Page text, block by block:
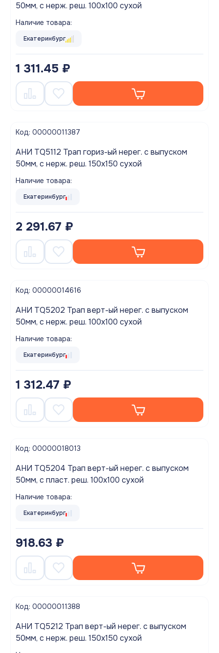
50мм, с нерж. реш. 100х100 сухой
Наличие товара:
Екатеринбург
1 311.45 ₽
Код: 00000011387
АНИ TQ5112 Трап гориз-ый нерег. с выпуском
50мм, с нерж. реш. 150х150 сухой
Наличие товара:
Екатеринбург
2 291.67 ₽
Код: 00000014616
АНИ TQ5202 Трап верт-ый нерег. с выпуском
50мм, с нерж. реш. 100х100 сухой
Наличие товара:
Екатеринбург
1 312.47 ₽
Код: 00000018013
АНИ TQ5204 Трап верт-ый нерег. с выпуском
50мм, с пласт. реш. 100х100 сухой
Наличие товара:
Екатеринбург
918.63 ₽
Код: 00000011388
АНИ TQ5212 Трап верт-ый нерег. с выпуском
50мм, с нерж. реш. 150х150 сухой